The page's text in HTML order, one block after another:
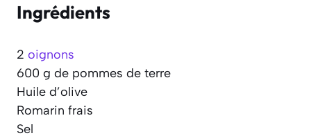
Ingrédients
2 oignons
600 g de pommes de terre
Huile d’olive
Romarin frais
Sel